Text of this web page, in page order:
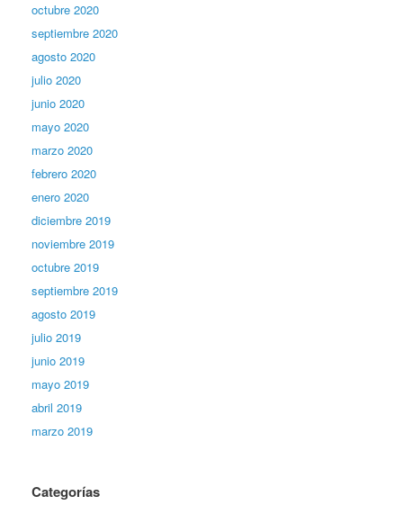
octubre 2020
septiembre 2020
agosto 2020
julio 2020
junio 2020
mayo 2020
marzo 2020
febrero 2020
enero 2020
diciembre 2019
noviembre 2019
octubre 2019
septiembre 2019
agosto 2019
julio 2019
junio 2019
mayo 2019
abril 2019
marzo 2019
Categorías